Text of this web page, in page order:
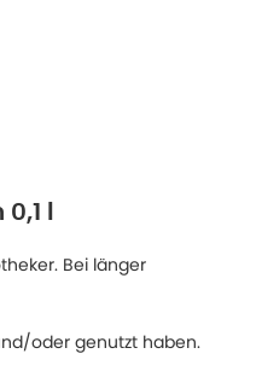
l
Bei länger
oder genutzt haben.